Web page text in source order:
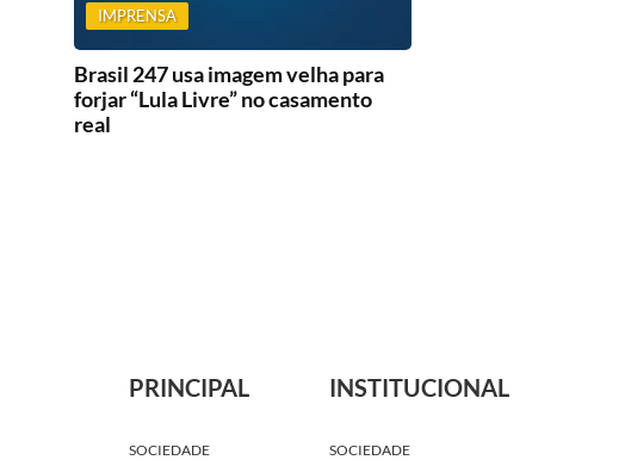
IMPRENSA
Brasil 247 usa imagem velha para
forjar “Lula Livre” no casamento
real
PRINCIPAL
SOCIEDADE
INSTITUCIONAL
SOCIEDADE